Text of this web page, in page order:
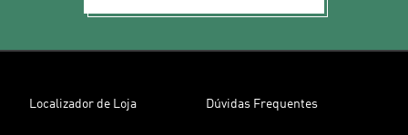
Localizador de Loja Dúvidas Frequentes